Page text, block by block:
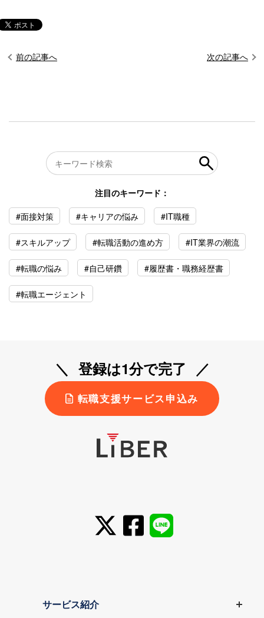
前の記事へ 次の記事へ
注目のキーワード：
#面接対策
#キャリアの悩み #IT職種
#スキルアップ #転職活動の進め方 #IT業界の潮流
#転職の悩み #自己研鑽 #履歴書・職務経歴書
#転職エージェント
登録は1分で完了
転職支援サービス申込み
サービス紹介